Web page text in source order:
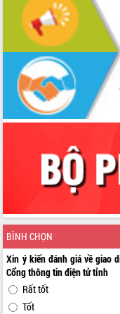
BÌNH CHỌN
Xin ý kiến đánh giá về giao
Cổng thông tin điện tử tỉnh
Rất tốt
Tốt